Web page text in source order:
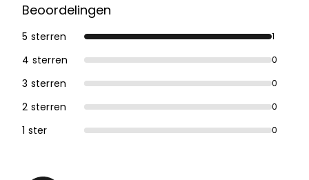
Beoordelingen
5 sterren 1
4 sterren 0
3 sterren 0
2 sterren 0
1 ster 0